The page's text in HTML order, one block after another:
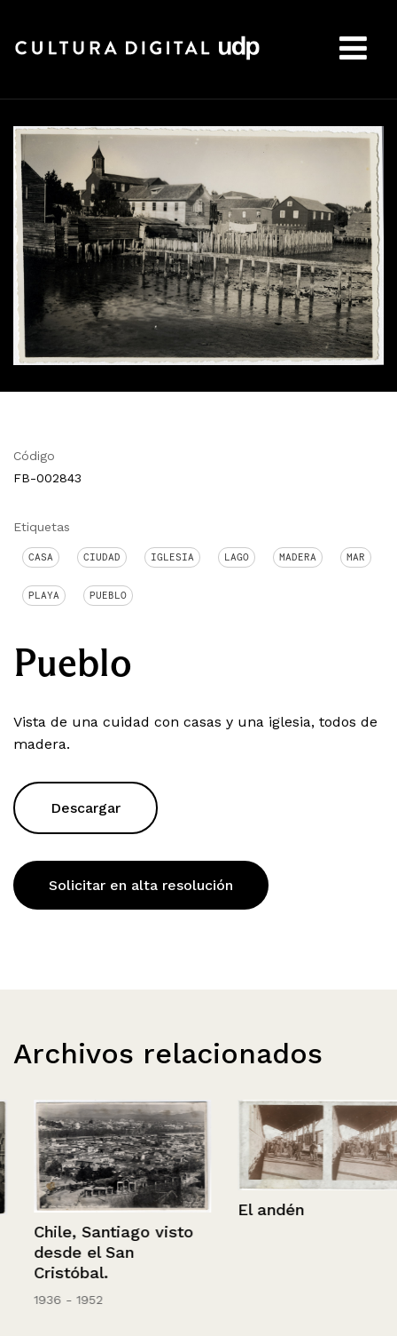
Código
FB-002843
Etiquetas
CASA CIUDAD IGLESIA LAGO MADERA MAR
PLAYA PUEBLO
Pueblo
Vista de una cuidad con casas y una iglesia, todos de
madera.
Descargar
Solicitar en alta resolución
Archivos relacionados
Chile, Santiago visto
desde el San
Cristóbal.
1936 - 1952
El andén